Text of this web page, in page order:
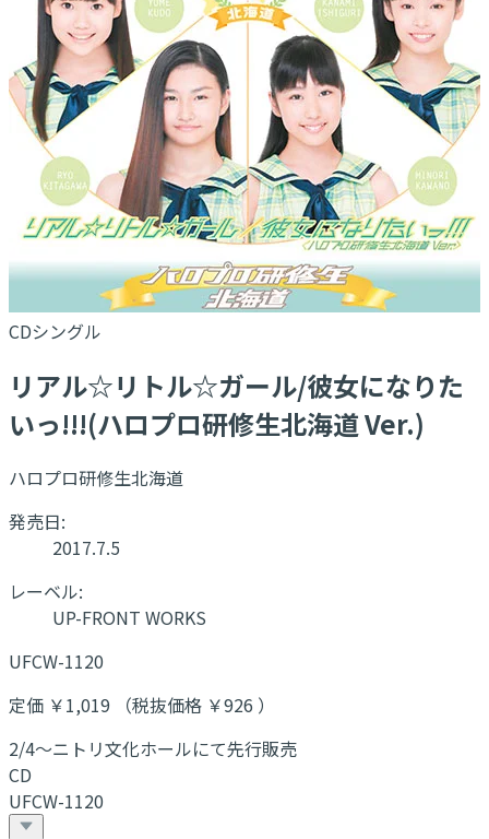
CDシングル
リアル☆リトル☆ガール/彼女になりた
いっ!!!(ハロプロ研修生北海道 Ver.)
ハロプロ研修生北海道
発売日:
2017.7.5
レーベル:
UP-FRONT WORKS
UFCW-1120
定価 ￥1,019 （税抜価格 ￥926 ）
2/4〜ニトリ文化ホールにて先行販売
CD
UFCW-1120